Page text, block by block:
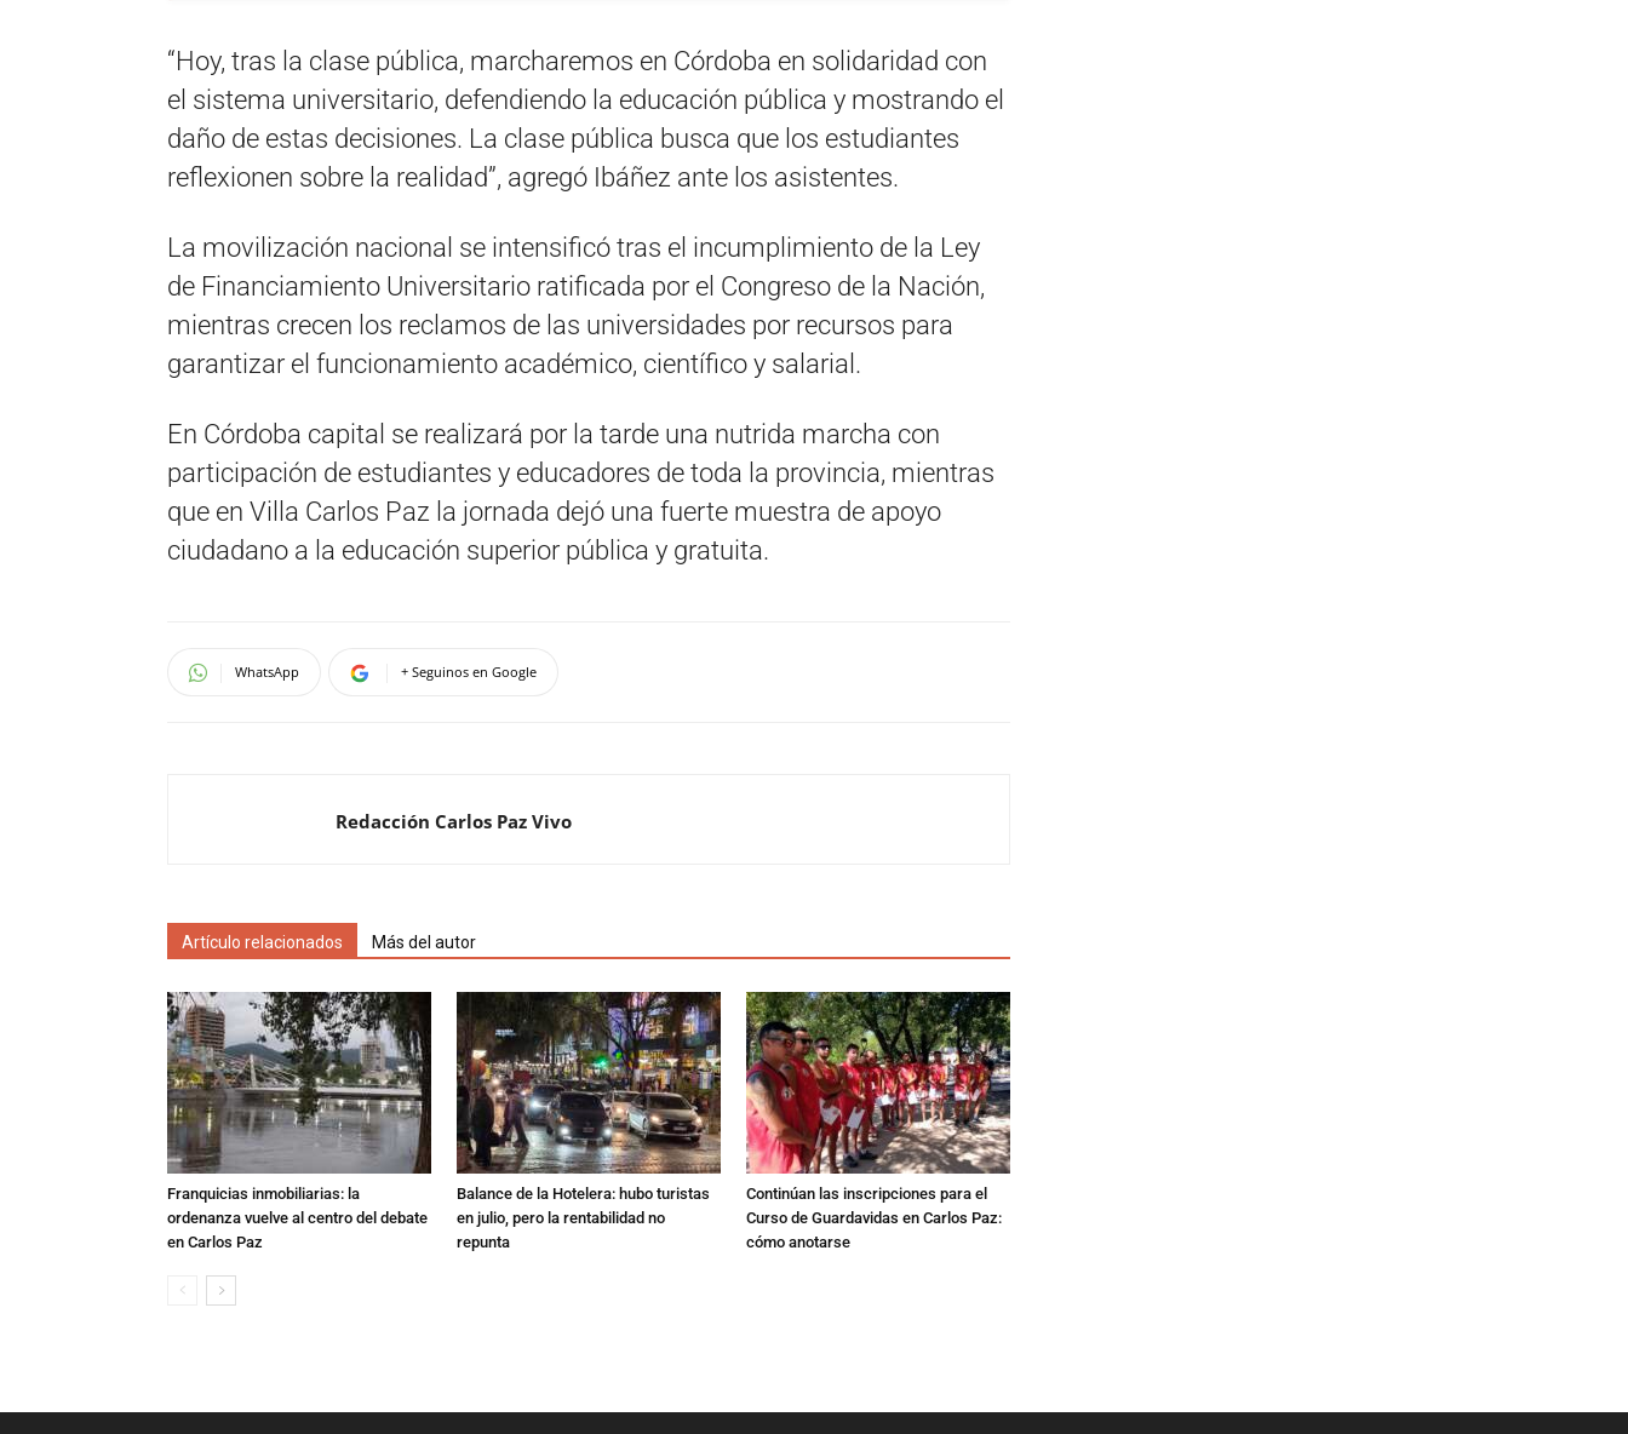
“Hoy, tras la clase pública, marcharemos en Córdoba en solidaridad con
el sistema universitario, defendiendo la educación pública y mostrando el
daño de estas decisiones. La clase pública busca que los estudiantes
reflexionen sobre la realidad”, agregó Ibáñez ante los asistentes.
La movilización nacional se intensificó tras el incumplimiento de la Ley
de Financiamiento Universitario ratificada por el Congreso de la Nación,
mientras crecen los reclamos de las universidades por recursos para
garantizar el funcionamiento académico, científico y salarial.
En Córdoba capital se realizará por la tarde una nutrida marcha con
participación de estudiantes y educadores de toda la provincia, mientras
que en Villa Carlos Paz la jornada dejó una fuerte muestra de apoyo
ciudadano a la educación superior pública y gratuita.
WhatsApp + Seguinos en Google
Redacción Carlos Paz Vivo
Artículo relacionados Más del autor
Franquicias inmobiliarias: la
ordenanza vuelve al centro del debate
en Carlos Paz
Balance de la Hotelera: hubo turistas
en julio, pero la rentabilidad no
repunta
Continúan las inscripciones para el
Curso de Guardavidas en Carlos Paz:
cómo anotarse